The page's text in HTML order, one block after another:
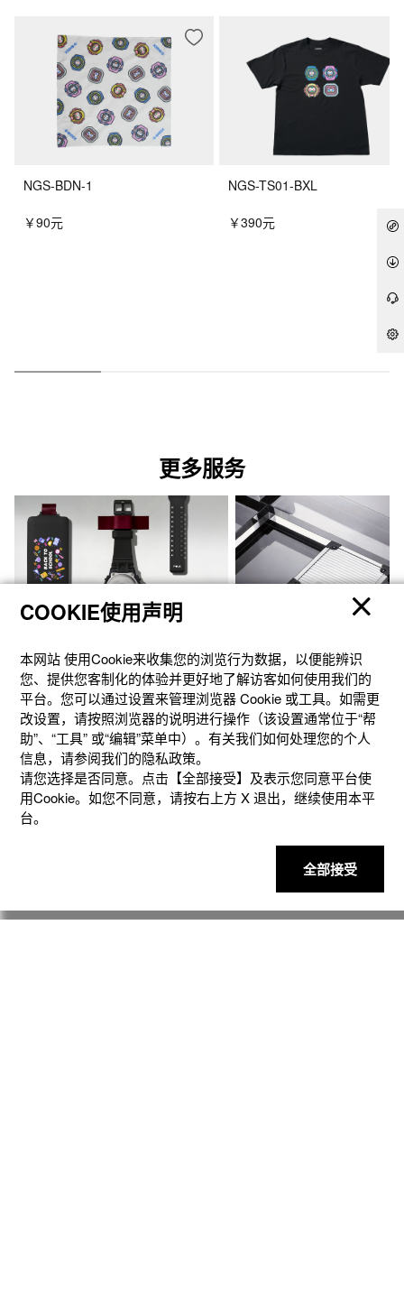
NGS-BDN-1
￥90元
NGS-TS01-BXL
￥390元
更多服务
官方商城个性定制 礼想之选
COOKIE使用声明
本网站 使⽤Cookie来收集您的浏览⾏为数据，以便能辨识
您、提供您客制化的体验并更好地了解访客如何使⽤我们的
平台。您可以通过设置来管理浏览器 Cookie 或⼯具。如需更
改设置，请按照浏览器的说明进⾏操作（该设置通常位于“帮
助”、“⼯具” 或“编辑”菜单中）。有关我们如何处理您的个⼈
信息，请参阅我们的隐私政策。
请您选择是否同意。点击【全部接受】及表示您同意平台使
用Cookie。如您不同意，请按右上⽅ X 退出，继续使⽤本平
台。
全部接受